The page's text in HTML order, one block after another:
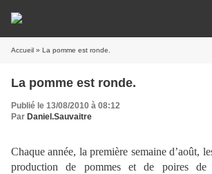
Accueil » La pomme est ronde.
La pomme est ronde.
Publié le 13/08/2010 à 08:12
Par Daniel.Sauvaitre
Chaque année, la première semaine d’août,
production de pommes et de poires de